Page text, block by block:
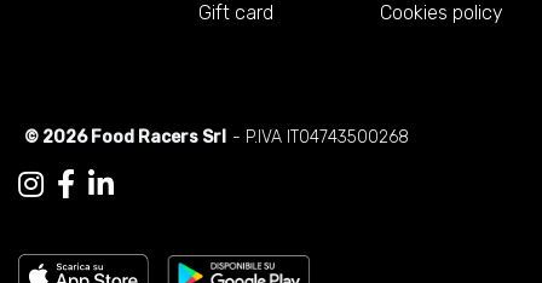
Gift card
Cookies policy
© 2026 Food Racers Srl - P.IVA IT04743500268